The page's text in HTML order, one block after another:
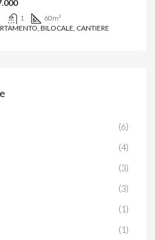
1 60m²
BILOCALE, CANTIERE
(6)
(4)
(3)
(3)
(1)
(1)